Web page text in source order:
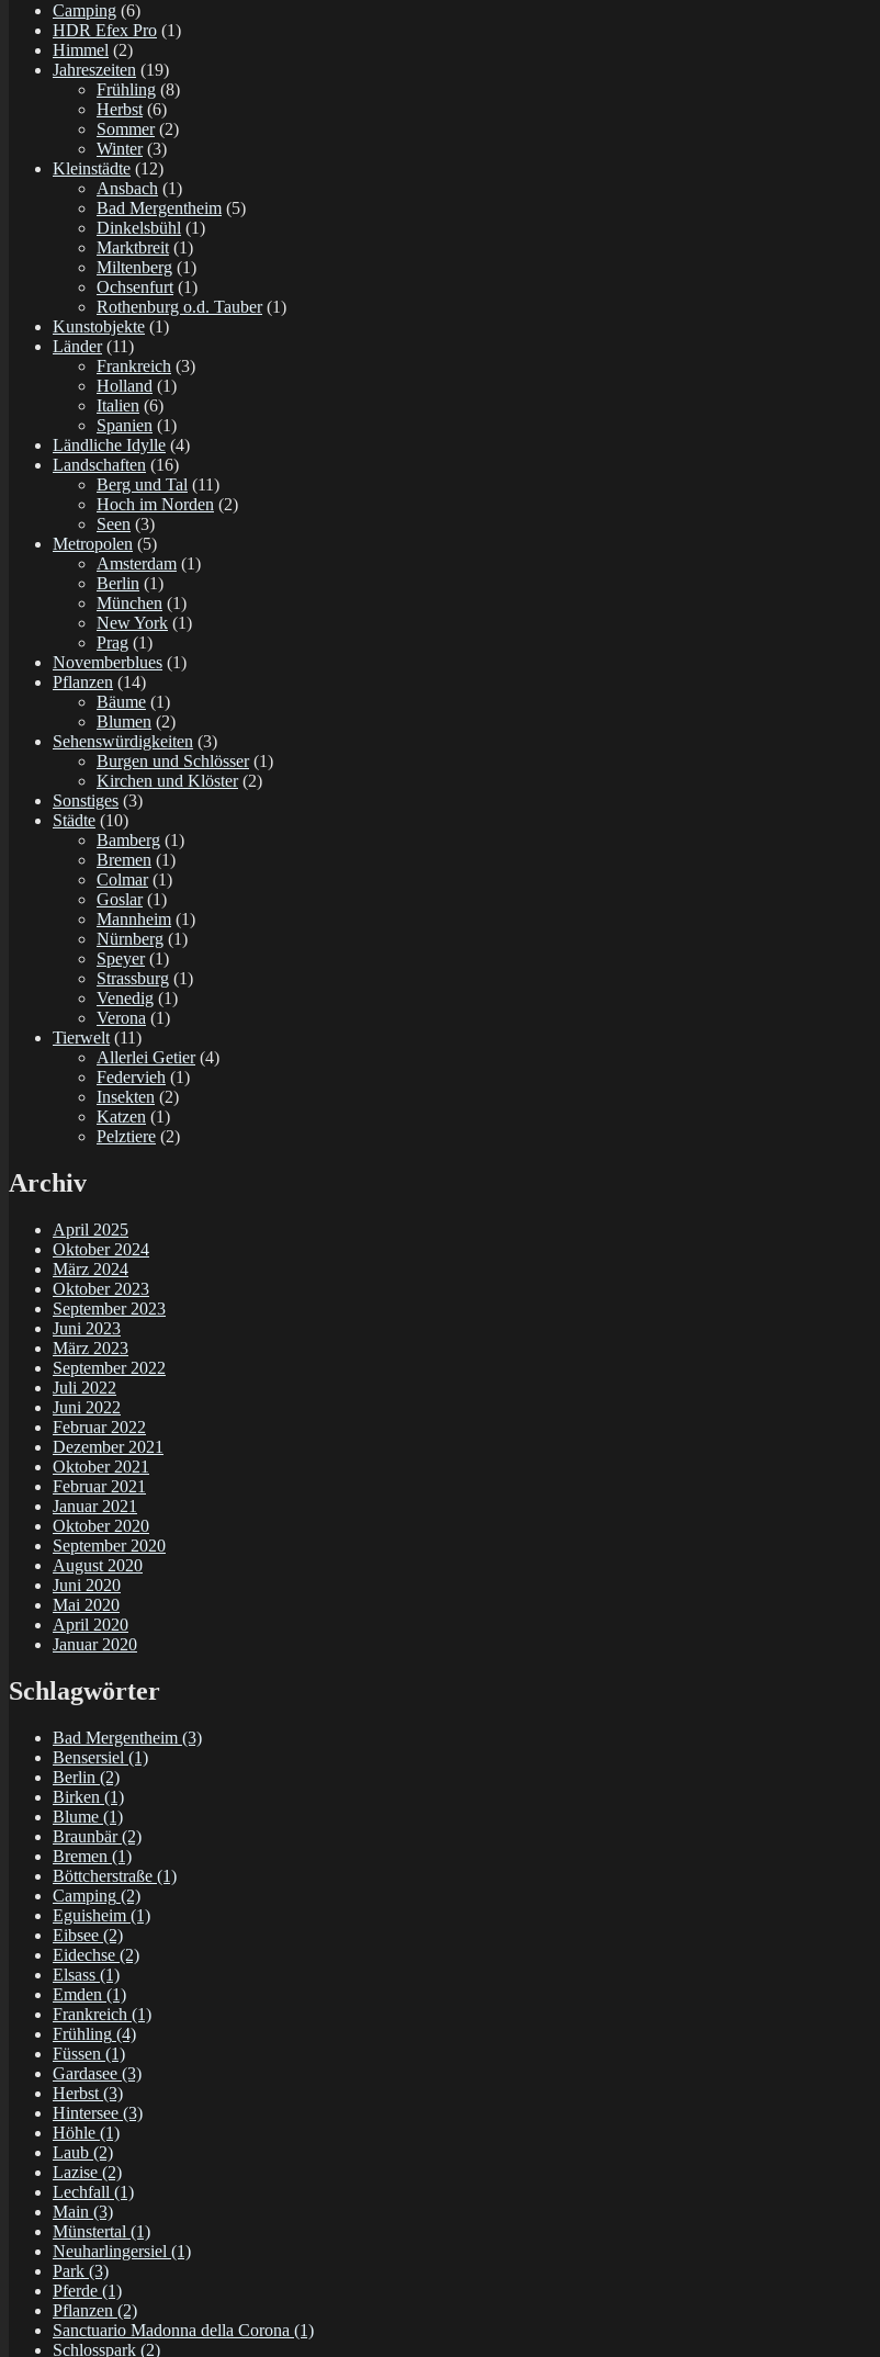
Camping (6)
HDR Efex Pro (1)
Himmel (2)
Jahreszeiten (19)
Frühling (8)
Herbst (6)
Sommer(2)
Winter(3)
Kleinstädte (12)
Ansbach (1)
Bad Mergentheim (5)
Dinkelsbühl (1)
Marktbreit (1)
Miltenberg (1)
Ochsenfurt (1)
Rothenburg o.d. Tauber(1)
Kunstobjekte (1)
Länder(11)
Frankreich (3)
Holland (1)
Italien (6)
Spanien (1)
Ländliche Idylle (4)
Landschaften (16)
Berg und Tal (11)
Hoch im Norden (2)
Seen (3)
Metropolen (5)
Amsterdam (1)
Berlin (1)
München (1)
New York (1)
Prag (1)
Novemberblues (1)
Pflanzen (14)
Bäume (1)
Blumen (2)
Sehenswürdigkeiten (3)
Burgen und Schlösser(1)
Kirchen und Klöster(2)
Sonstiges (3)
Städte (10)
Bamberg (1)
Bremen (1)
Colmar(1)
Goslar(1)
Mannheim (1)
Nürnberg (1)
Speyer(1)
Strassburg (1)
Venedig (1)
Verona (1)
Tierwelt (11)
Allerlei Getier(4)
Federvieh (1)
Insekten (2)
Katzen (1)
Pelztiere (2)
Archiv
April 2025
Oktober 2024
März 2024
Oktober 2023
September 2023
Juni 2023
März 2023
September 2022
Juli 2022
Juni 2022
Februar 2022
Dezember 2021
Oktober 2021
Februar 2021
Januar 2021
Oktober 2020
September 2020
August 2020
Juni 2020
Mai 2020
April 2020
Januar 2020
Schlagwörter
Bad Mergentheim (3)
Bensersiel (1)
Berlin (2)
Birken (1)
Blume (1)
Braunbär(2)
Bremen (1)
Böttcherstraße (1)
Camping (2)
Eguisheim (1)
Eibsee (2)
Eidechse (2)
Elsass (1)
Emden (1)
Frankreich (1)
Frühling (4)
Füssen (1)
Gardasee (3)
Herbst (3)
Hintersee (3)
Höhle (1)
Laub (2)
Lazise (2)
Lechfall (1)
Main (3)
Münstertal (1)
Neuharlingersiel (1)
Park (3)
Pferde (1)
Pflanzen (2)
Sanctuario Madonna della Corona (1)
Schlosspark (2)